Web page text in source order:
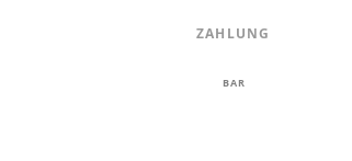
ZAHLUNG
BAR